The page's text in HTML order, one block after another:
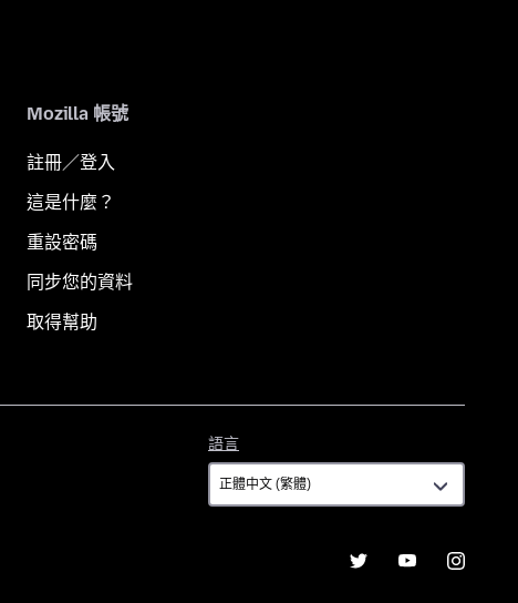
Mozilla 帳號
註冊／登入
這是什麼？
重設密碼
同步您的資料
取得幫助
語言
言